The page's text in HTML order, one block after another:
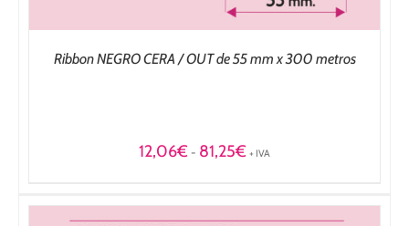
Ribbon NEGRO CERA / OUT de 55 mm x 300 metros
12,06€ - 81,25€Rango
+ IVA